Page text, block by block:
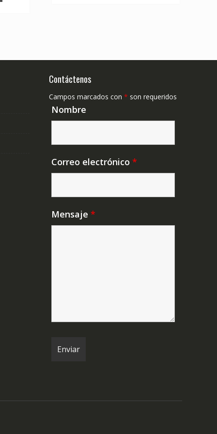
Contáctenos
Campos marcados con * son requeridos
Nombre
Correo electrónico *
Mensaje *